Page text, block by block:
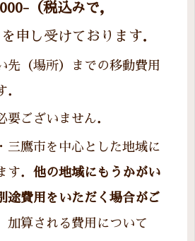
（税込みで，
を申し受けております．
先（場所）までの移動費用
．
要ございません．
三鷹市を中心とした地域に
す． 他の地域にもうかがい
途費用をいただく場合がご
加算される費用について